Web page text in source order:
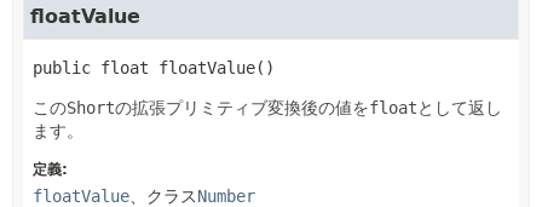
floatValue
public float floatValue()
このShortの拡張プリミティブ変換後の値をfloatとして返し
ます。
定義:
floatValue 、クラスNumber